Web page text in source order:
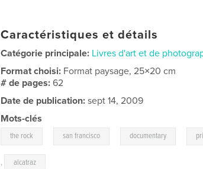
Caractéristiques et détails
Catégorie principale: Livres d'art et de
Format choisi: Format paysage, 25×20 cm
# de pages:62
Date de publication: sept 14, 2009
Mots-clés
the rock san francisco documentary
, alcatraz